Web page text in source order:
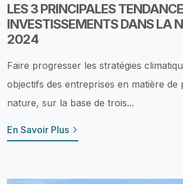
LES 3 PRINCIPALES
INVESTISSEMENTS DANS LA
2024
Faire progresser les stratégies
objectifs des entreprises en matière de
nature, sur la base de trois...
En Savoir Plus